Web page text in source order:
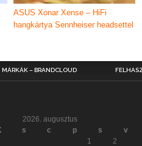
ASUS Xonar Xense – HiFi
hangkártya Sennheiser headsettel
MÁRKÁK – BRANDCLOUD
2026. augusztus
s c p s
v
1
2